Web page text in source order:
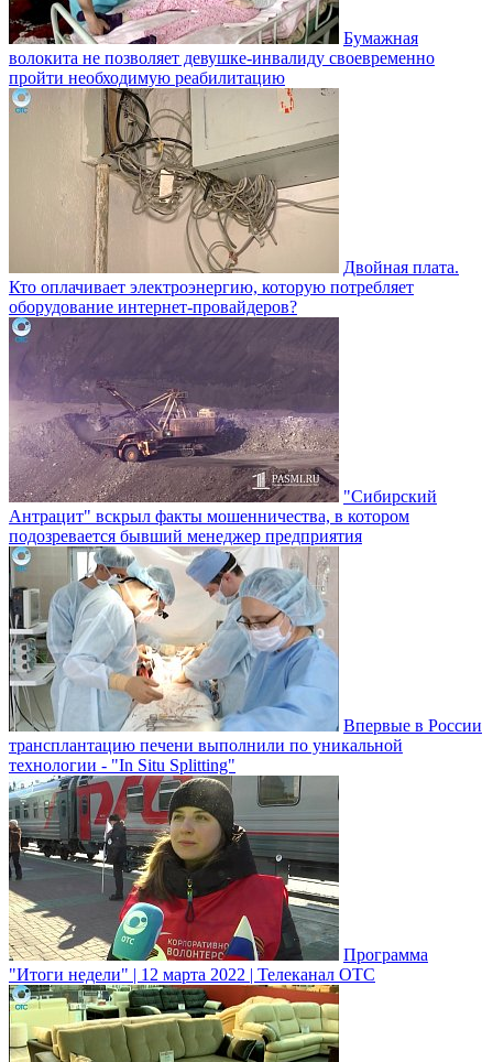
Бумажная
волокита не позволяет девушке-инвалиду своевременно
пройти необходимую реабилитацию
Двойная плата.
Кто оплачивает электроэнергию, которую потребляет
оборудование интернет-провайдеров?
"Сибирский
Антрацит" вскрыл факты мошенничества, в котором
подозревается бывший менеджер предприятия
Впервые в России
трансплантацию печени выполнили по уникальной
технологии - "In Situ Splitting"
Программа
"Итоги недели" | 12 марта 2022 | Телеканал ОТС